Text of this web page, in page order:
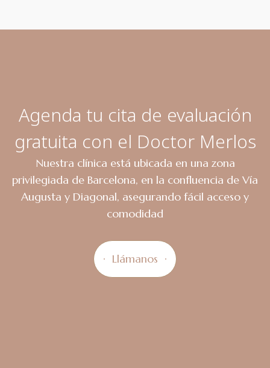
Agenda tu cita de evaluación
gratuita con el Doctor Merlos
Nuestra clínica está ubicada en una zona
privilegiada de Barcelona, en la confluencia de Vía
Augusta y Diagonal, asegurando fácil acceso y
comodidad
Llámanos